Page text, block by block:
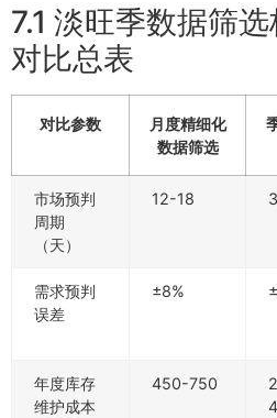
7.1 淡旺季数据筛
对比总表
对比参数
月度精细化
数据筛选
市场预判
周期
（天）
12-18
需求预判
误差
±8%
年度库存
维护成本
450-750